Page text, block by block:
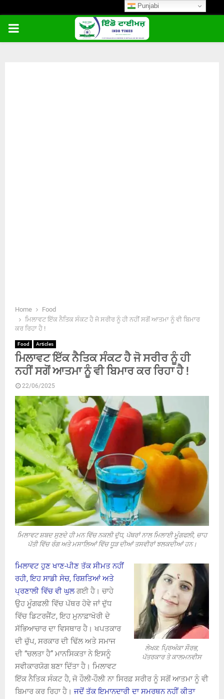
PRIMARY
Home
Food
ਮਿਲਾਵਟ ਇੱਕ ਨੈਤਿਕ ਸੰਕਟ ਹੈ ਜੋ ਸਰੀਰ ਨੂੰ ਹੀ ਨਹੀਂ ਸਗੋਂ ਆਤਮਾ ਨੂੰ ਵੀ ਬਿਮਾਰ
ਕਰ ਰਿਹਾ ਹੈ !
Food Articles
ਮਿਲਾਵਟ ਇੱਕ ਨੈਤਿਕ ਸੰਕਟ ਹੈ ਜੋ ਸਰੀਰ ਨੂੰ ਹੀ
ਨਹੀਂ ਸਗੋਂ ਆਤਮਾ ਨੂੰ ਵੀ ਬਿਮਾਰ ਕਰ ਰਿਹਾ ਹੈ !
22/06/2025
ਮਿਲਾਵਟ ਸ਼ਬਦ ਸੁਣਦੇ ਹੀ ਮਨ ਵਿੱਚ ਨਕਲੀ ਦੁੱਧ, ਪੱਥਰਾਂ ਨਾਲ ਮਿਲਾਈ ਮੂੰਗਫਲੀ, ਚਾਹ
ਪੱਤੀ ਵਿੱਚ ਰੰਗ ਅਤੇ ਮਸਾਲਿਆਂ ਵਿੱਚ ਧੂੜ ਦੀਆਂ ਤਸਵੀਰਾਂ ਝਲਕਦੀਆਂ ਹਨ।
ਲੇਖਕ: ਪ੍ਰਿਅੰਕਾ ਸੌਰਭ,
ਪੱਤਰਕਾਰ ਤੇ ਕਾਲਮਨਵੀਸ
ਮਿਲਾਵਟ ਹੁਣ ਖਾਣ-ਪੀਣ ਤੱਕ ਸੀਮਤ ਨਹੀਂ
ਰਹੀ, ਇਹ ਸਾਡੀ ਸੋਚ, ਰਿਸ਼ਤਿਆਂ ਅਤੇ
ਪ੍ਰਣਾਲੀ ਵਿੱਚ ਵੀ ਘੁਲਗਈ ਹੈ। ਚਾਹੇ
ਉਹ ਮੂੰਗਫਲੀ ਵਿੱਚ ਪੱਥਰ ਹੋਵੇ ਜਾਂ ਦੁੱਧ
ਵਿੱਚ ਡਿਟਰਜੈਂਟ, ਇਹ ਮੁਨਾਫ਼ਾਖੋਰੀ ਦੇ
ਸੱਭਿਆਚਾਰ ਦਾ ਵਿਸਥਾਰ ਹੈ। ਖਪਤਕਾਰ
ਦੀ ਚੁੱਪ, ਸਰਕਾਰ ਦੀ ਢਿੱਲ ਅਤੇ ਸਮਾਜ
ਦੀ “ਚਲਤਾ ਹੈ” ਮਾਨਸਿਕਤਾ ਨੇ ਇਸਨੂੰ
ਸਵੀਕਾਰਯੋਗ ਬਣਾ ਦਿੱਤਾ ਹੈ। ਮਿਲਾਵਟ
ਇੱਕ ਨੈਤਿਕ ਸੰਕਟ ਹੈ, ਜੋ ਹੌਲੀ-ਹੌਲੀ ਨਾ ਸਿਰਫ਼ ਸਰੀਰ ਨੂੰ ਸਗੋਂ ਆਤਮਾ ਨੂੰ ਵੀ
ਬਿਮਾਰ ਕਰ ਰਿਹਾ ਹੈ। ਜਦੋਂ ਤੱਕ ਇਮਾਨਦਾਰੀ ਦਾ ਸਮਰਥਨ ਨਹੀਂ ਕੀਤਾ
Punjabi